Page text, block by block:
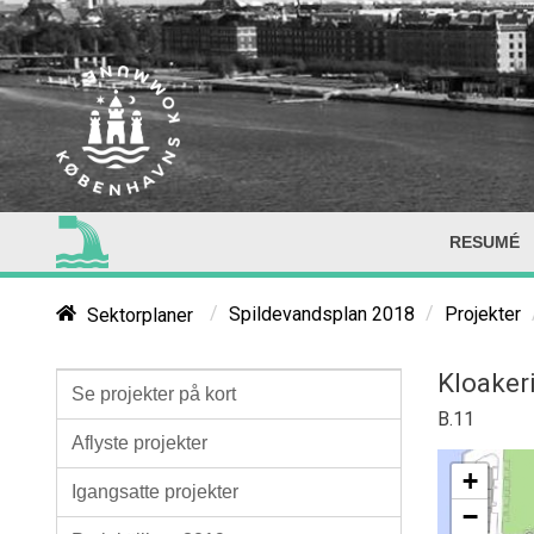
RESUMÉ
Sektorplaner / Spildevandsplan 2018 / Projekter
Se projekter på kort
Aflyste projekter
Igangsatte projekter
B.11
+
−